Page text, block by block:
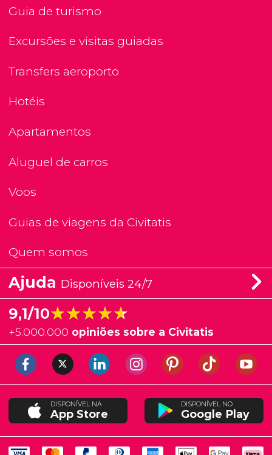
Guia de turismo
Excursões e visitas guiadas
Transfers aeroporto
Hotéis
Apartamentos
Aluguel de carros
Voos
Guias de viagens da Civitatis
Quem somos
Ajuda Disponíveis 24/7
9,1/10★★★★★
★★★★★
+5.000.000 opiniões sobre a Civitatis
DISPONÍVEL NA
App Store
DISPONÍVEL NO
Google Play